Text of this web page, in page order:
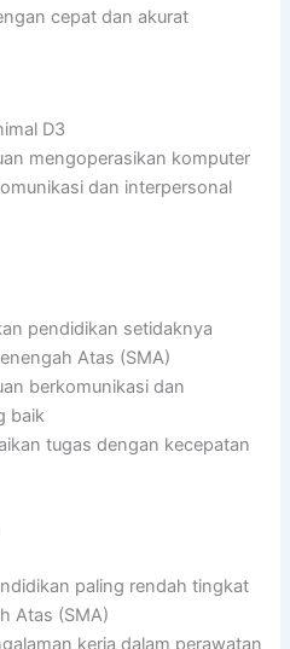
cepat dan akurat
D3
mengoperasikan komputer
dan interpersonal
pendidikan setidaknya
Atas (SMA)
berkomunikasi dan
baik
tugas dengan kecepatan
paling rendah tingkat
Atas (SMA)
kerja dalam perawatan